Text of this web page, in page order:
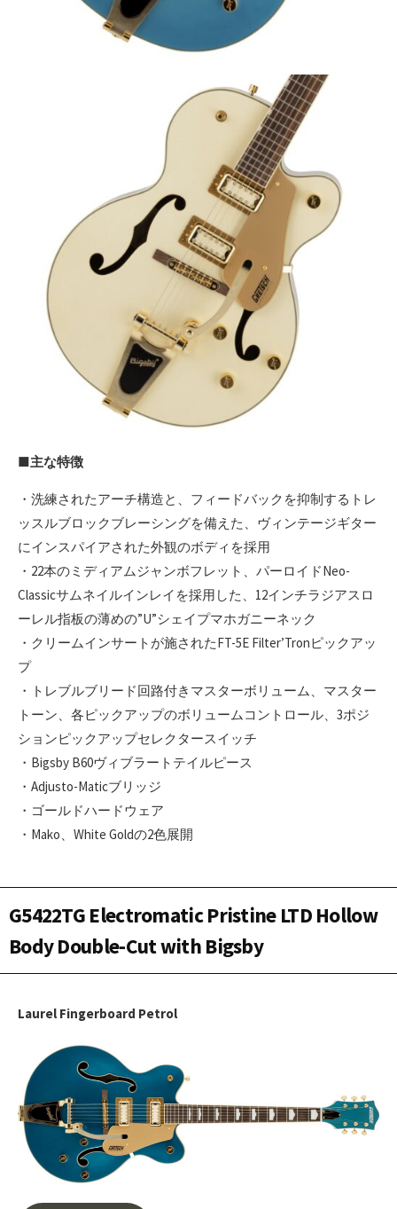
■主な特徴
・洗練されたアーチ構造と、フィードバックを抑制するトレ
ッスルブロックブレーシングを備えた、ヴィンテージギター
にインスパイアされた外観のボディを採用
・22本のミディアムジャンボフレット、パーロイドNeo-
Classicサムネイルインレイを採用した、12インチラジアスロ
ーレル指板の薄めの”U”シェイプマホガニーネック
・クリームインサートが施されたFT-5E Filter’Tronピックアッ
プ
・トレブルブリード回路付きマスターボリューム、マスター
トーン、各ピックアップのボリュームコントロール、3ポジ
ションピックアップセレクタースイッチ
・Bigsby B60ヴィブラートテイルピース
・Adjusto-Maticブリッジ
・ゴールドハードウェア
・Mako、White Goldの2色展開
G5422TG Electromatic Pristine LTD Hollow
Body Double-Cut with Bigsby
Laurel Fingerboard Petrol